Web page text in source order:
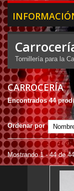
Tornillería para la
CARROCERÍA
Encontrados 44
Ordenar por
Mostrando 1 - 44 de